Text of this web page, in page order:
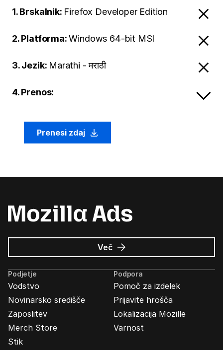
1. Brskalnik: Firefox Developer Edition
2. Platforma:Windows 64-bit MSI
3. Jezik: Marathi - मराठी
4. Prenos:
Prenesi zdaj
Več o
Oglasi
Mozilla
Podjetje
Vodstvo
Novinarsko središče
Zaposlitev
Merch Store
Stik
Podpora
Pomoč za izdelek
Prijavite hrošča
Lokalizacija Mozille
Varnost